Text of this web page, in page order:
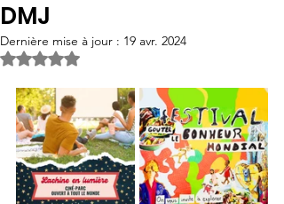
DMJ
Dernière mise à jour : 19 avr. 2024
Noté NaN étoiles sur 5.